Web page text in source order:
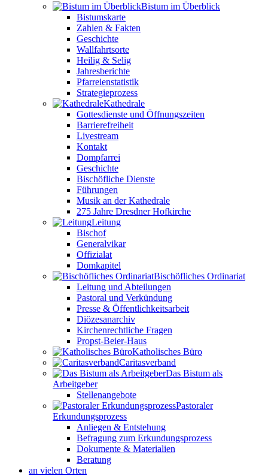
Bistum im Überblick
Bistumskarte
Zahlen & Fakten
Geschichte
Wallfahrtsorte
Heilig & Selig
Jahresberichte
Pfarreienstatistik
Strategieprozess
Kathedrale
Gottesdienste und Öffnungszeiten
Barrierefreiheit
Livestream
Kontakt
Dompfarrei
Geschichte
Bischöfliche Dienste
Führungen
Musik an der Kathedrale
275 Jahre Dresdner Hofkirche
Leitung
Bischof
Generalvikar
Offizialat
Domkapitel
Bischöfliches Ordinariat
Leitung und Abteilungen
Pastoral und Verkündung
Presse & Öffentlichkeitsarbeit
Diözesanarchiv
Kirchenrechtliche Fragen
Propst-Beier-Haus
Katholisches Büro
Caritasverband
Das Bistum als
Arbeitgeber
Stellenangebote
Pastoraler
Erkundungsprozess
Anliegen & Entstehung
Befragung zum Erkundungsprozess
Dokumente & Materialien
Beratung
an vielen Orten